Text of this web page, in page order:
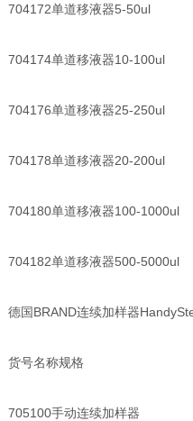
704172单道移液器5-50ul
704174单道移液器10-100ul
704176单道移液器25-250ul
704178单道移液器20-200ul
704180单道移液器100-1000ul
704182单道移液器500-5000ul
德国BRAND连续加样器
货号名称规格
705100手动连续加样器